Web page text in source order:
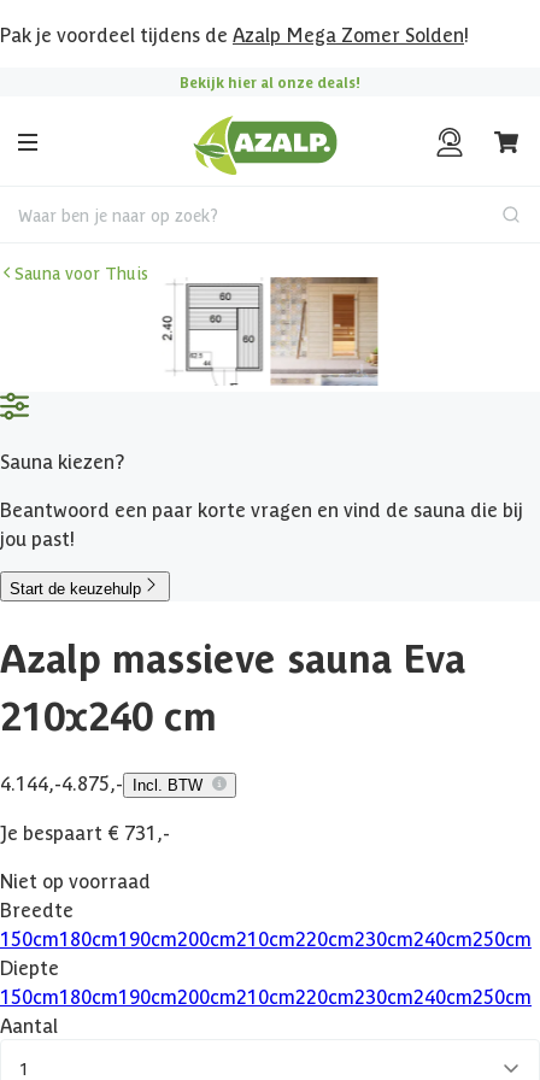
Pak je voordeel tijdens de Azalp Mega Zomer Solden!
Bekijk hier al onze deals!
Waar ben je naar op zoek?
Sauna voor Thuis
Sauna kiezen?
Beantwoord een paar korte vragen en vind de sauna die bij
jou past!
Start de keuzehulp
Azalp massieve sauna Eva
210x240 cm
4.144,-4.875,- Incl. BTW
Je bespaart € 731,-
Niet op voorraad
Breedte
150cm180cm190cm200cm210cm220cm230cm240cm250cm
Diepte
150cm180cm190cm200cm210cm220cm230cm240cm250cm
Aantal
1